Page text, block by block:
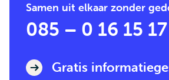
Samen uit elkaar zonder
085 – 0 16 15 17
Gratis